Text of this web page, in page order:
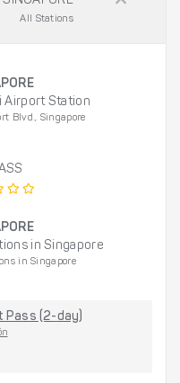
All Stations
Airport Station
Blvd., Singapore
in Singapore
in Singapore
Pass (2-day)